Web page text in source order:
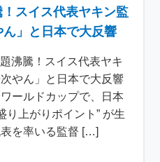
スイス代表ヤキン監
」と日本で大反響
沸騰！スイス代表ヤキ
やん」と日本で大反響
ールドカップで、日本
り上がりポイント” が生
を率いる監督 […]